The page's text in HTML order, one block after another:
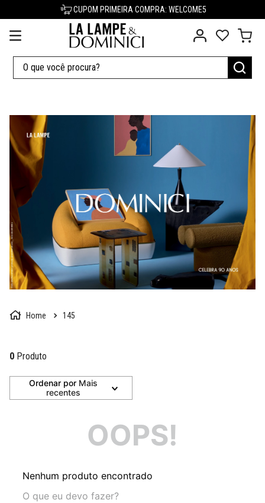
CUPOM PRIMEIRA COMPRA: WELCOME5
O que você procura?
145
0 Produto
Ordenar por Mais
recentes
OOPS!
Nenhum produto encontrado
O que eu devo fazer?